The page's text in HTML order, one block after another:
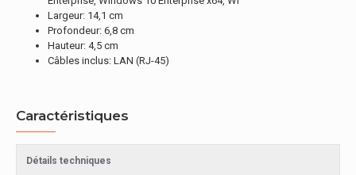
Largeur: 14,1 cm
Profondeur: 6,8 cm
Hauteur: 4,5 cm
Câbles inclus: LAN (RJ-45)
Caractéristiques
Détails techniques